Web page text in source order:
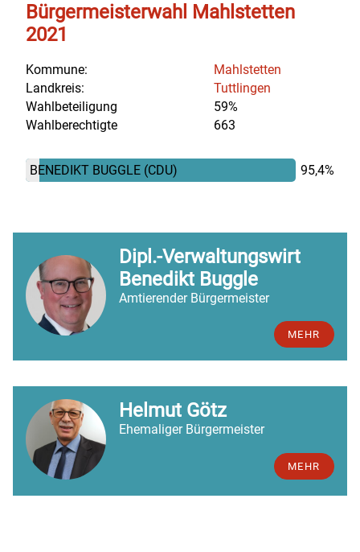
Dipl.-Verwaltungswirt
Benedikt Buggle
Amtierender Bürgermeister
MEHR
Helmut Götz
Ehemaliger Bürgermeister
MEHR
Bürgermeisterwahl Mahlstetten
2021
Kommune:
Mahlstetten
Landkreis:
Tuttlingen
Wahlbeteiligung
59%
Wahlberechtigte
663
BENEDIKT BUGGLE (CDU) 95,4%